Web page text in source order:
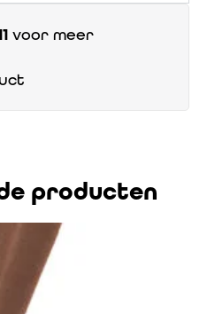
voor meer
producten